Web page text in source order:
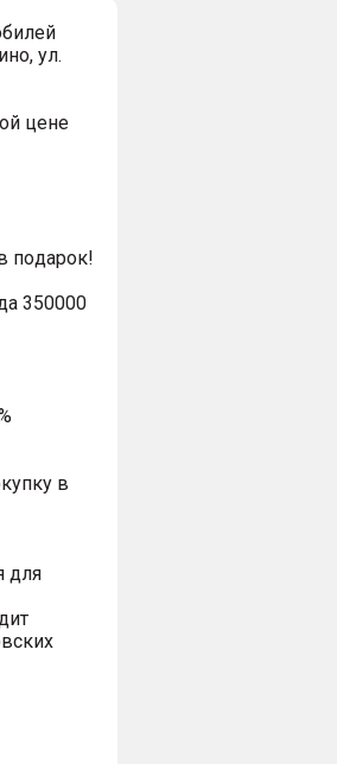
ул.
цeнe
пoдaрoк!
350000
в
для